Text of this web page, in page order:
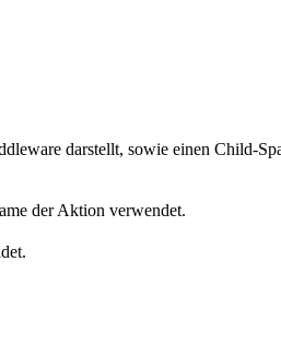
darstellt, sowie einen Child-
der Aktion verwendet.